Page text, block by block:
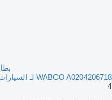
WABCO A0204206718 لـ السيارات القاطرة
4